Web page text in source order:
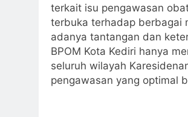
terkait isu pengawasan
terbuka terhadap berbagai
adanya tantangan dan
BPOM Kota Kediri hanya
seluruh wilayah
pengawasan yang optimal